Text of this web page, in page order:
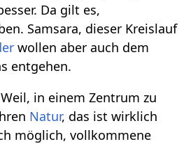
Da gilt es,
Samsara, dieser Kreislauf
wollen aber auch dem
entgehen.
in einem Zentrum zu
Natur, das ist wirklich
möglich, vollkommene